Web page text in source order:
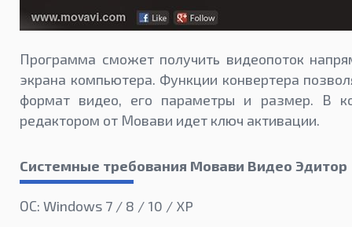
Программа сможет получить видеопоток
экрана компьютера. Функции конвертера
формат видео, его параметры и размер. В
редактором от Мовави идет ключ активации.
Системные требования Мовави Видео Эдитор
ОС: Windows 7 / 8 / 10 / XP